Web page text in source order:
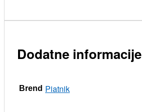
Dodatne informacije
Brend Piatnik